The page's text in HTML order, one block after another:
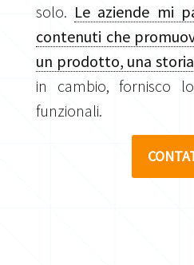
solo. Le aziende mi
contenuti che
un prodotto, una
in cambio, fornisco
funzionali.